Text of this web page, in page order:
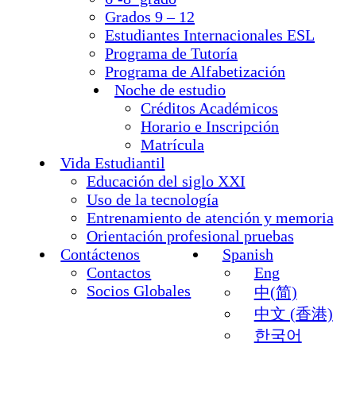
Grados 9 – 12
Estudiantes Internacionales ESL
Programa de Tutoría
Programa de Alfabetización
Noche de estudio
Créditos Académicos
Horario e Inscripción
Matrícula
Vida Estudiantil
Educación del siglo XXI
Uso de la tecnología
Entrenamiento de atención y memoria
Orientación profesional pruebas
Contáctenos
Contactos
Socios Globales
Spanish
Eng
中(简)
中文 (香港)
한국어